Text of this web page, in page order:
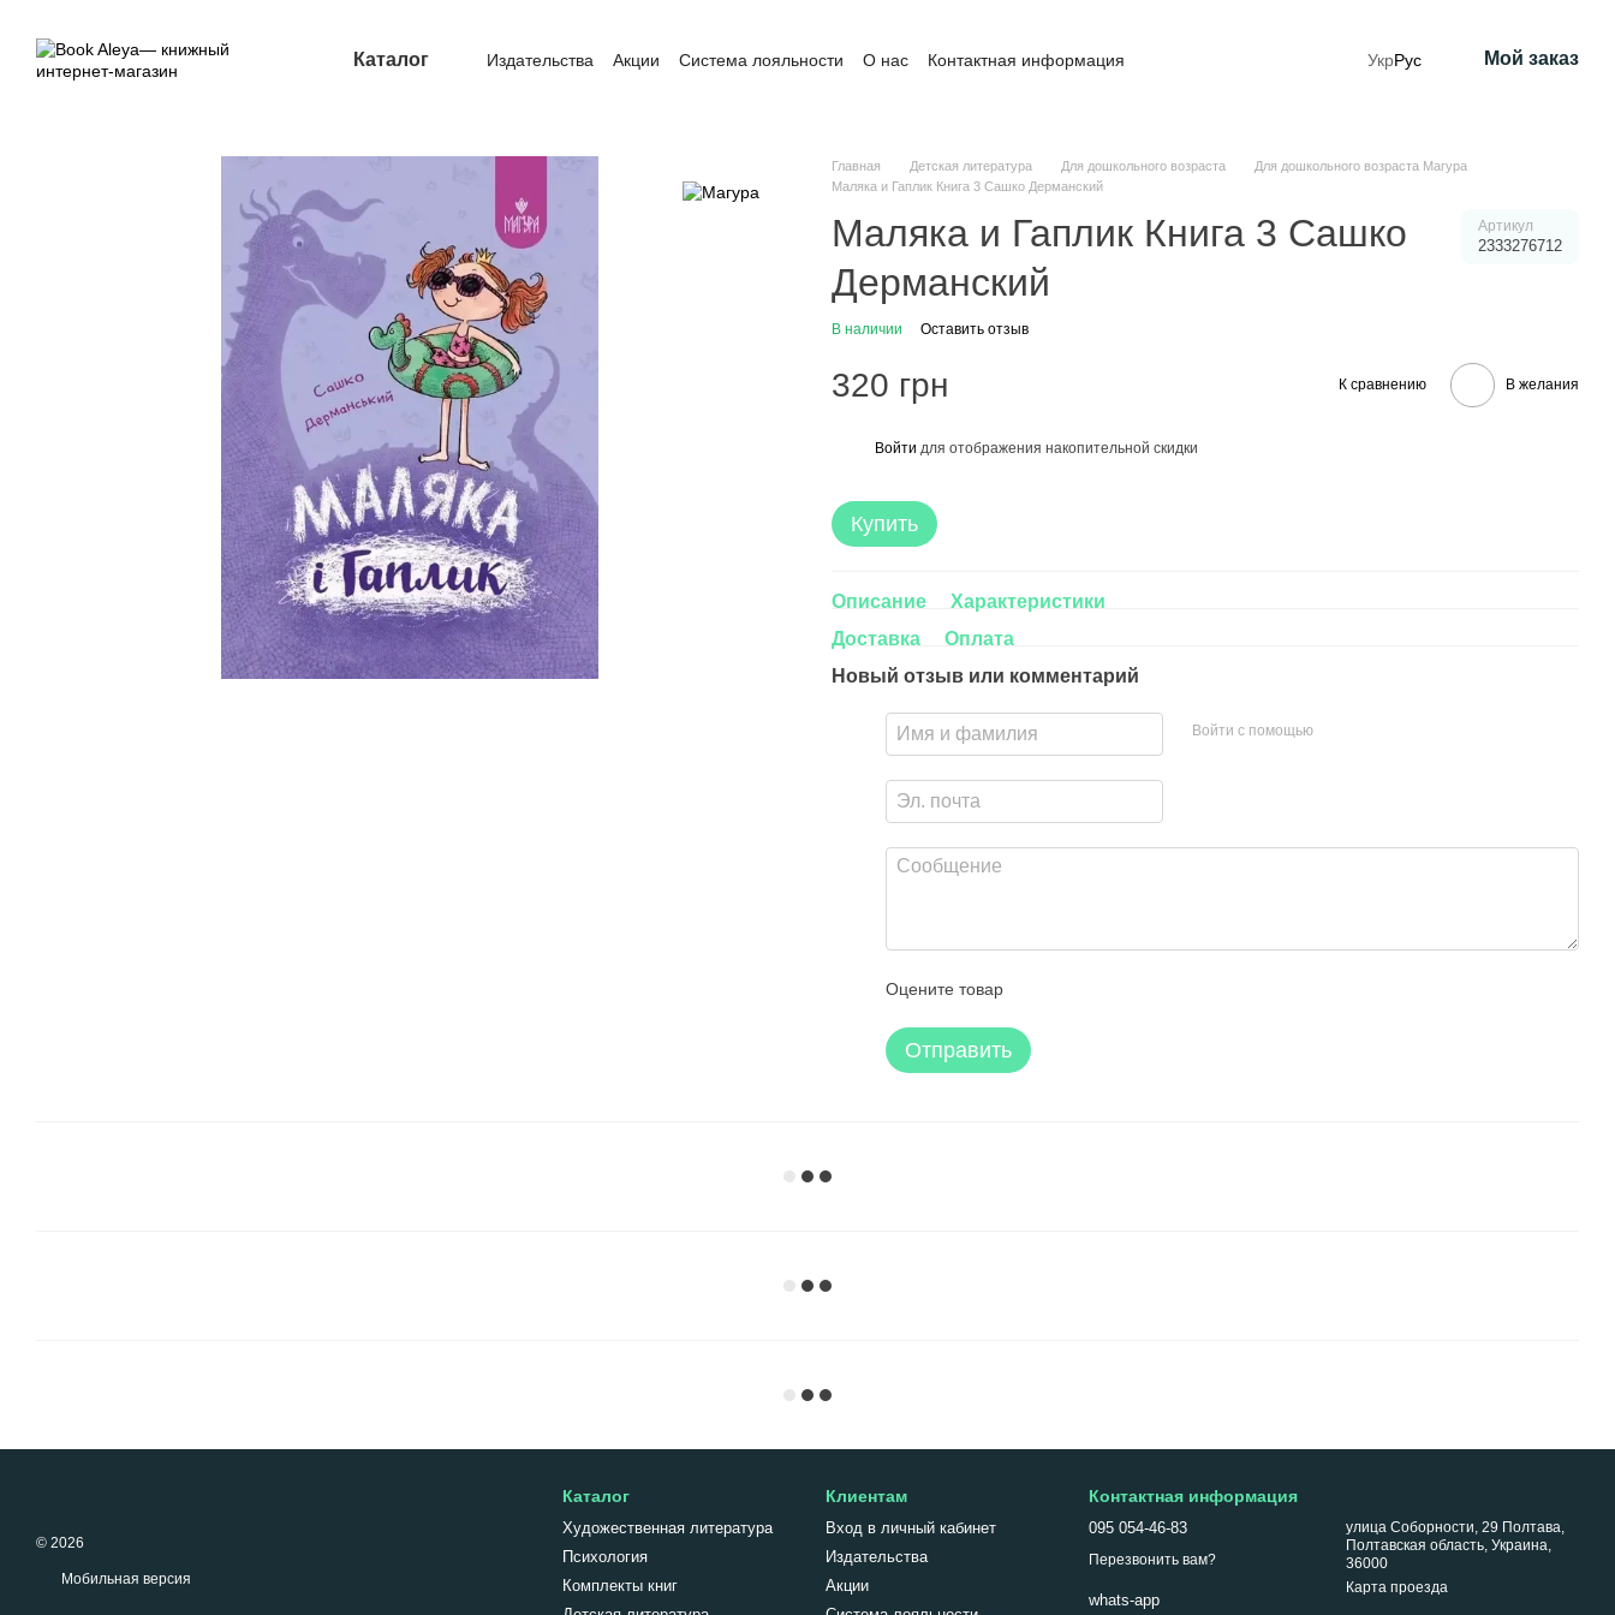
Каталог Издательства Акции Система лояльности О нас
Контактная информация
УкрРус Мой заказ
Главная Детская литература Для дошкольного возраста
Для дошкольного возраста Магура
Маляка и Гаплик Книга 3 Сашко Дерманский
Маляка и Гаплик Книга 3 Сашко
Дерманский
Артикул
2333276712
В наличии Оставить отзыв
320 грн К сравнению В желания
Войти для отображения накопительной скидки
Купить
Описание
Характеристики
Доставка
Оплата
Новый отзыв или комментарий
Войти с помощью
Оцените товар
Отправить
© 2026
Мобильная версия
Каталог
Художественная литература
Психология
Комплекты книг
Клиентам
Вход в личный кабинет
Издательства
Акции
Контактная информация
095 054-46-83
Перезвонить вам?
whats-app
улица Соборности, 29 Полтава,
Полтавская область, Украина,
36000
Карта проезда